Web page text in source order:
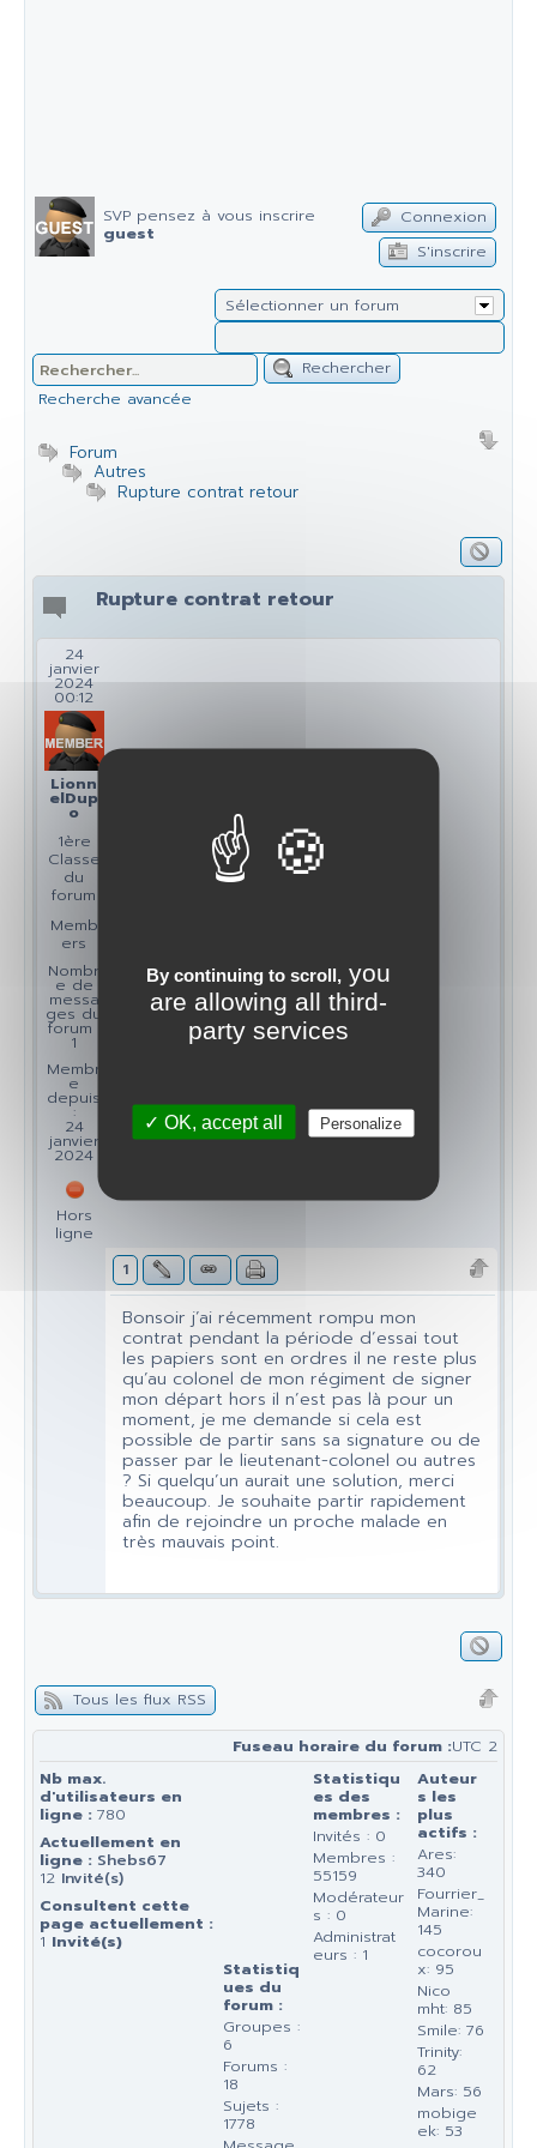
SVP pensez à vous inscrire
guest
Connexion
S'inscrire
Sélectionner un forum
Rechercher
Recherche avancée
Forum
Autres
Rupture contrat retour
Rupture contrat retour
24
janvier
2024
00:12
Lionn
elDup
o
1ère
Classe
du
forum
Memb
ers
Nombr
e de
messa
ges du
forum :
1
Membr
e
depuis
:
24
janvier
2024
Hors
ligne
1
Bonsoir j’ai récemment rompu mon
contrat pendant la période d’essai tout
les papiers sont en ordres il ne reste plus
qu’au colonel de mon régiment de signer
mon départ hors il n’est pas là pour un
moment, je me demande si cela est
possible de partir sans sa signature ou de
passer par le lieutenant-colonel ou autres
? Si quelqu’un aurait une solution, merci
beaucoup. Je souhaite partir rapidement
afin de rejoindre un proche malade en
très mauvais point.
Tous les flux RSS
Fuseau horaire du forum :UTC 2
Nb max.
d'utilisateurs en
ligne : 780
Actuellement en
ligne : Shebs67
12 Invité(s)
Consultent cette
page actuellement :
1 Invité(s)
Auteur
s les
plus
actifs :
Ares:
340
Fourrier_
Marine:
145
cocorou
x: 95
Nico
mht: 85
Smile: 76
Trinity:
62
Mars: 56
mobige
ek: 53
Statistiqu
es des
membres :
Invités : 0
Membres :
55159
Modérateur
s : 0
Administrat
eurs : 1
Statistiq
ues du
forum :
Groupes :
6
Forums :
18
Sujets :
1778
By continuing to scroll, you
are allowing all third-
party services
✓ OK, accept all Personalize